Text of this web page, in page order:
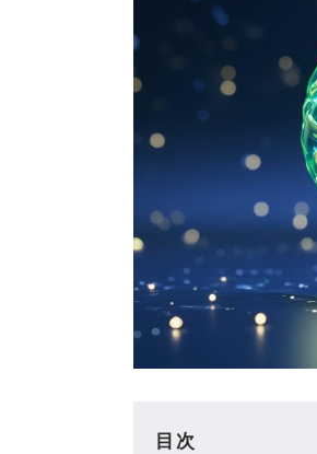
目次